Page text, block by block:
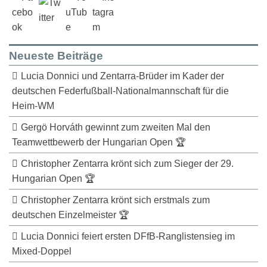
Neueste Beiträge
Lucia Donnici und Zentarra-Brüder im Kader der
deutschen Federfußball-Nationalmannschaft für die
Heim-WM
Gergö Horváth gewinnt zum zweiten Mal den
Teamwettbewerb der Hungarian Open 🏆
Christopher Zentarra krönt sich zum Sieger der 29.
Hungarian Open 🏆
Christopher Zentarra krönt sich erstmals zum
deutschen Einzelmeister 🏆
Lucia Donnici feiert ersten DFfB-Ranglistensieg im
Mixed-Doppel